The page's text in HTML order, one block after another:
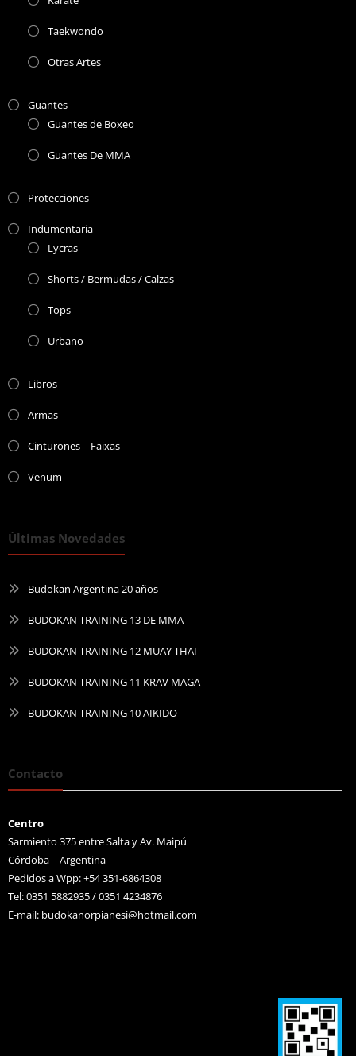
Taekwondo
Otras Artes
Guantes
Guantes de Boxeo
Guantes De MMA
Protecciones
Indumentaria
Lycras
Shorts / Bermudas / Calzas
Tops
Urbano
Libros
Armas
Cinturones – Faixas
Venum
Últimas Novedades
Budokan Argentina 20 años
BUDOKAN TRAINING 13 DE MMA
BUDOKAN TRAINING 12 MUAY THAI
BUDOKAN TRAINING 11 KRAV MAGA
BUDOKAN TRAINING 10 AIKIDO
Contacto
Centro
Sarmiento 375 entre Salta y Av. Maipú
Córdoba – Argentina
Pedidos a Wpp: +54 351-6864308
Tel: 0351 5882935 / 0351 4234876
E-mail: budokanorpianesi@hotmail.com